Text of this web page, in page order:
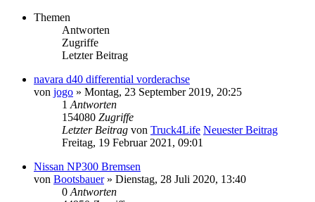
Themen
Antworten
Zugriffe
Letzter Beitrag
navara d40 differential vorderachse
von jogo » Montag, 23 September 2019, 20:25
1 Antworten
154080 Zugriffe
Letzter Beitrag von Truck4Life Neuester Beitrag
Freitag, 19 Februar 2021, 09:01
Nissan NP300 Bremsen
von Bootsbauer» Dienstag, 28 Juli 2020, 13:40
0 Antworten